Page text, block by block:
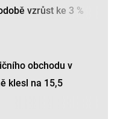
vzrůst ke 3 %
obchodu v
klesl na 15,5